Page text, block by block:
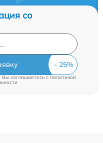
со
Вы соглашаетесь cполитикой